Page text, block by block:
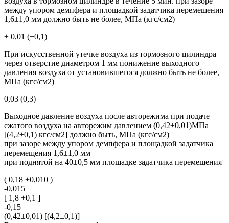
между упором демпфера и площадкой задатчика перемещения
1,6±1,0 мм должно быть не более, МПа (кгс/см2)
± 0,01 (±0,1)
При искусственной утечке воздуха из тормозного цилиндра
через отверстие диаметром 1 мм понижение выходного
давления воздуха от установившегося должно быть не более,
МПа (кгс/см2)
0,03 (0,3)
Выходное давление воздуха после авторежима при подаче
сжатого воздуха на авторежим давлением (0,42±0,01)МПа
[(4,2±0,1) кгс/см2] должно быть, МПа (кгс/см2)
при зазоре между упором демпфера и площадкой задатчика
перемещения 1,6±1,0 мм
при поднятой на 40±0,5 мм площадке задатчика перемещения
( 0,18 +0,010 )
-0,015
[ 1,8 +0,1 ]
-0,15
(0,42±0,01) [(4,2±0,1)]